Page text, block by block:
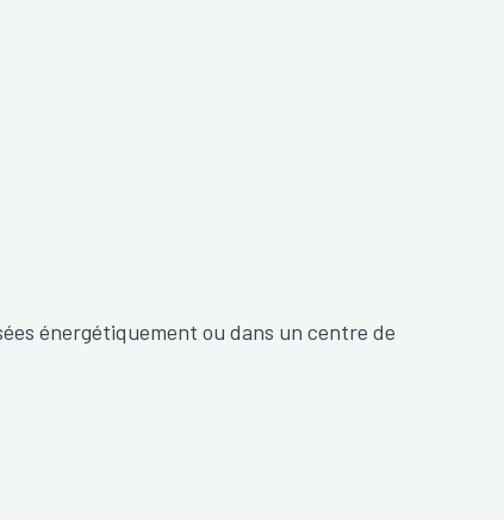
énergétiquement ou dans un centre de